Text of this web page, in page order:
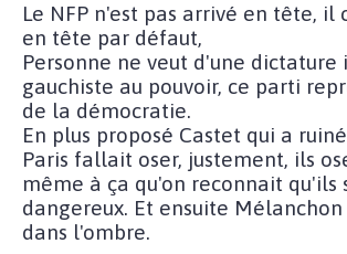
Le NFP n'est pas arrivé en tête, il
en tête par défaut,
Personne ne veut d'une dictature
gauchiste au pouvoir, ce parti
de la démocratie.
En plus proposé Castet qui a
Paris fallait oser, justement, ils
même à ça qu'on reconnait qu'ils
dangereux. Et ensuite
dans l'ombre.